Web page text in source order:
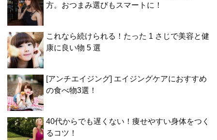
方。おつまみ選びもスマートに！
これなら続けられる！たった 1 さじで美容と健
康に良い物 5 選
[アンチエイジング] エイジングケアにおすすめ
の食べ物3選！
40代からでも遅くない！痩せやすい身体をつく
るコツ！